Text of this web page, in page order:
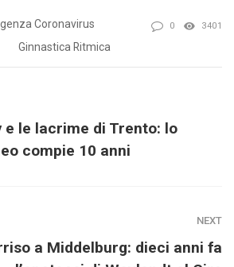
Coronavirus
Ginnastica Ritmica
0 3401
e le lacrime di Trento: lo
compie 10 anni
NEXT
a Middelburg: dieci anni fa